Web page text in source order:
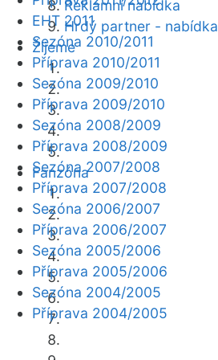
Reklamní nabídka
Hrdý partner - nabídka
Žijeme
Fanzóna
EHT 2011
Sezóna 2010/2011
Příprava 2010/2011
Sezóna 2009/2010
Příprava 2009/2010
Sezóna 2008/2009
Příprava 2008/2009
Sezóna 2007/2008
Příprava 2007/2008
Sezóna 2006/2007
Příprava 2006/2007
Sezóna 2005/2006
Příprava 2005/2006
Sezóna 2004/2005
Příprava 2004/2005